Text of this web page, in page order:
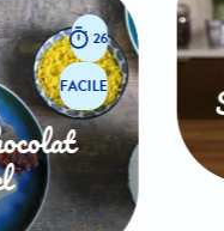
26
FACILE